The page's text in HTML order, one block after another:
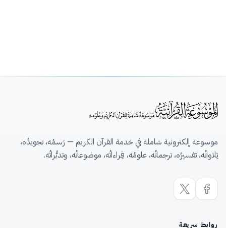
موسوعة إلكترونية شاملة في خدمة القرآن الكريم — رَسمُه، تجويدُه،
تِلاواتُه، تفسيرُه، ترجماتُه، علومُه، قِراءاتُه، موضوعاتُه، وتدبُّراتُه.
روابط سريعة